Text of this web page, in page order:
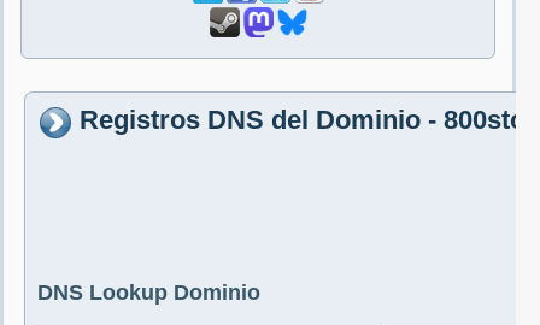
Registros DNS del Dominio -
DNS Lookup Dominio